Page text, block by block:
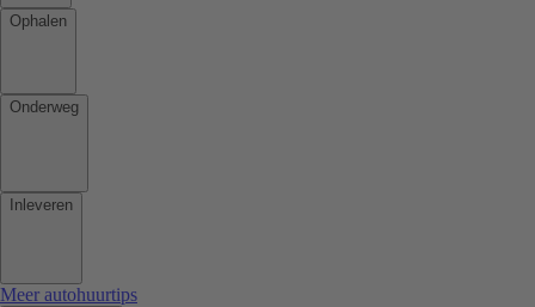
Ophalen
Onderweg
Inleveren
Meer autohuurtips